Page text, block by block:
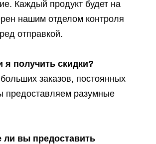
Каждый продукт будет на
нашим отделом контроля
отправкой.
я получить скидки?
заказов, постоянных
предоставляем разумные
ли вы предоставить